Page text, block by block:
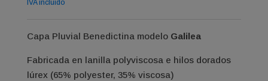
IVA incluido
Capa Pluvial Benedictina modeloGalilea
Fabricada en lanilla polyviscosa e hilos dorados
lúrex (65% polyester, 35% viscosa)